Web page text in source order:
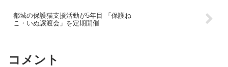
都城の保護猫支援活動が5年目 「保護ね
こ・いぬ譲渡会」を定期開催
コメント